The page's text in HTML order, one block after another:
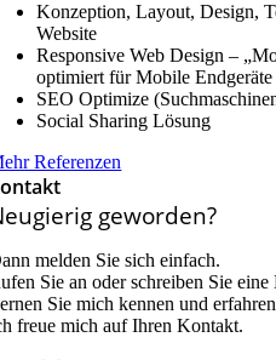
Konzeption, Layout, Design,
Website
Responsive Web Design –
optimiert für Mobile Endgeräte
SEO Optimize
Social Sharing Lösung
Referenzen
geworden?
melden Sie sich einfach.
Sie an oder schreiben Sie
Sie mich kennen und
freue mich auf Ihren Kontakt.